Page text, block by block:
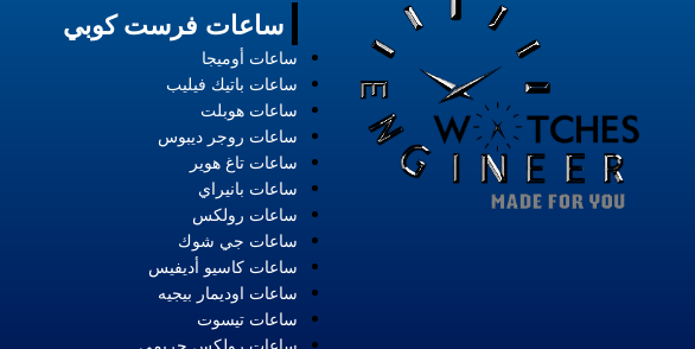
ساعات فرست كوبي
ساعات أوميجا
ساعات باتيك فيليب
ساعات هوبلت
ساعات روجر ديبوس
ساعات تاغ هوير
ساعات بانيراي
ساعات رولكس
ساعات جي شوك
ساعات كاسيو أديفيس
ساعات اوديمار بيجيه
ساعات تيسوت